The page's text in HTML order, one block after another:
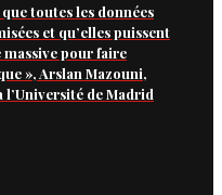
toutes les données
et qu’elles puissent
pour faire
», Arslan Mazouni,
de Madrid